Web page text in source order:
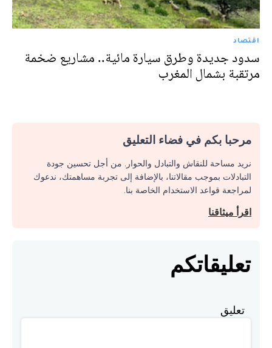
اقتصاد
سدود جديدة وطرق سيارة مائية.. مشاريع ضخمة
مرتقبة بشمال المغرب
مرحبا بكم في فضاء التعليق
نريد مساحة للنقاش والتبادل والحوار. من أجل تحسين جودة
التبادلات بموجب مقالاتنا، بالإضافة إلى تجربة مساهمتك، ندعوك
لمراجعة قواعد الاستخدام الخاصة بنا.
اقرأ ميثاقنا
تعليقاتكم
تعليق